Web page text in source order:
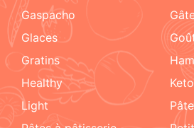
Gaspacho
glaces
gratins
healthy
keto
light